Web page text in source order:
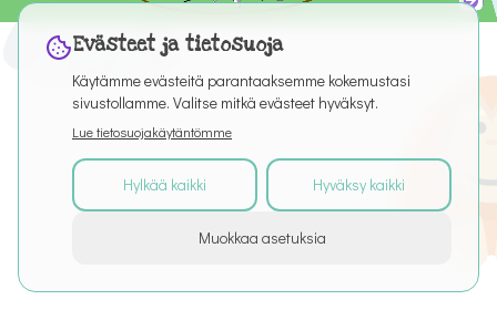
Kaikki oikeudet pidätetään
ArtikkelitPuro EditorTietosuoja
Evästeet ja tietosuoja
Käytämme evästeitä parantaaksemme kokemustasi
sivustollamme. Valitse mitkä evästeet hyväksyt.
Lue tietosuojakäytäntömme
Hylkää kaikki Hyväksy kaikki
Muokkaa asetuksia